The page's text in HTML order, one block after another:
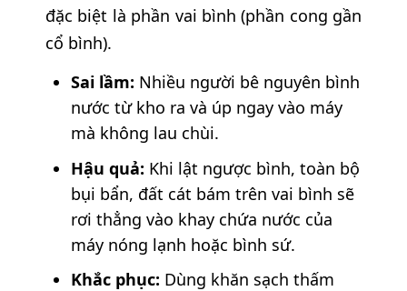
đặc biệt là phần vai bình (phần cong gần
cổ bình).
Sai lầm: Nhiều người bê nguyên bình
nước từ kho ra và úp ngay vào máy
mà không lau chùi.
Hậu quả: Khi lật ngược bình, toàn bộ
bụi bẩn, đất cát bám trên vai bình sẽ
rơi thẳng vào khay chứa nước của
máy nóng lạnh hoặc bình sứ.
Khắc phục: Dùng khăn sạch thấm